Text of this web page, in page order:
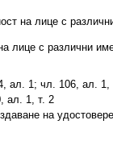
на лице с
лице с различни
ал. 1; чл. 106, ал.
ал. 1, т. 2
на